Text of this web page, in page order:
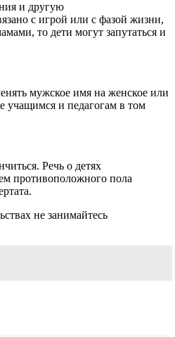
и другую
с игрой или с фазой жизни,
то дети могут запутаться и
мужское имя на женское или
учащимся и педагогам в том
Речь о детях
противоположного пола
не занимайтесь